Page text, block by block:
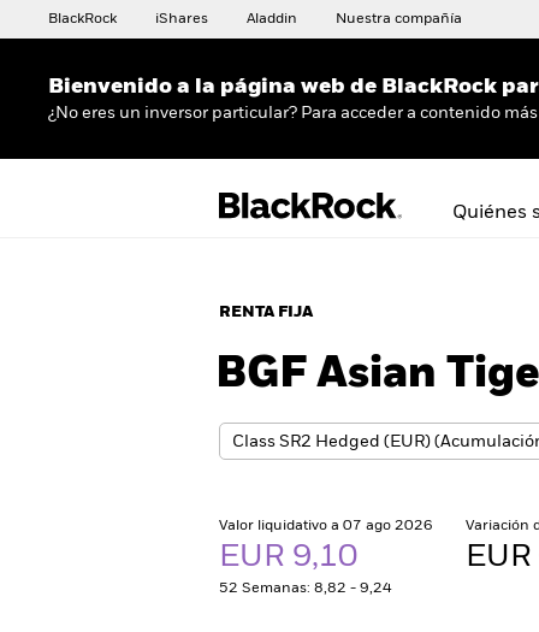
BlackRock iShares Aladdin Nuestra compañía
Bienvenido a la página web de BlackRock
¿No eres un inversor particular? Para acceder a contenido
Quiénes
RENTA FIJA
BGF Asian
Valor liquidativo a 07 ago 2026
EUR 9,10
52 Semanas: 8,82 - 9,24
Variación